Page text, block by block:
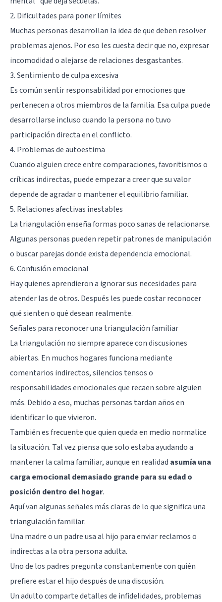
2. Dificultades para poner límites
Muchas personas desarrollan la idea de que deben resolver
problemas ajenos. Por eso les cuesta decir que no, expresar
incomodidad o alejarse de relaciones desgastantes.
3. Sentimiento de culpa excesiva
Es común sentir responsabilidad por emociones que
pertenecen a otros miembros de la familia. Esa culpa puede
desarrollarse incluso cuando la persona no tuvo
participación directa en el conflicto.
4. Problemas de autoestima
Cuando alguien crece entre comparaciones, favoritismos o
críticas indirectas, puede empezar a creer que su valor
depende de agradar o mantener el equilibrio familiar.
5. Relaciones afectivas inestables
La triangulación enseña formas poco sanas de relacionarse.
Algunas personas pueden repetir patrones de manipulación
o buscar parejas donde exista dependencia emocional.
6. Confusión emocional
Hay quienes aprendieron a ignorar sus necesidades para
atender las de otros. Después les puede costar reconocer
qué sienten o qué desean realmente.
Señales para reconocer una triangulación familiar
La triangulación no siempre aparece con discusiones
abiertas. En muchos hogares funciona mediante
comentarios indirectos, silencios tensos o
responsabilidades emocionales que recaen sobre alguien
más. Debido a eso, muchas personas tardan años en
identificar lo que vivieron.
También es frecuente que quien queda en medio normalice
la situación. Tal vez piensa que solo estaba ayudando a
mantener la calma familiar, aunque en realidad asumía una
carga emocional demasiado grande para su edad o
posición dentro del hogar.
Aquí van algunas señales más claras de lo que significa una
triangulación familiar:
Una madre o un padre usa al hijo para enviar reclamos o
indirectas a la otra persona adulta.
Uno de los padres pregunta constantemente con quién
prefiere estar el hijo después de una discusión.
Un adulto comparte detalles de infidelidades, problemas